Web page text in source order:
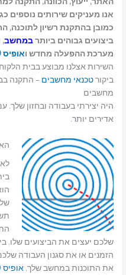
אנו מעניקים שירותים נוספים
כמובן בהתקנת רשיון לתוכנה,
ביצועים גבוהים ביותרבמחשב,
מערכת ההפעלה מחדש ואופיס 2019
השירות אצלנו מבוצע בבית
ביקורטכנאי מחשבים – התקנה
מחשבים
אדירים יותר.
שלכם יעצים את הביצועים שלו,
הזמנים או את סגנון העבודה
את התוכנות במחשב שלך,אופיס 2019